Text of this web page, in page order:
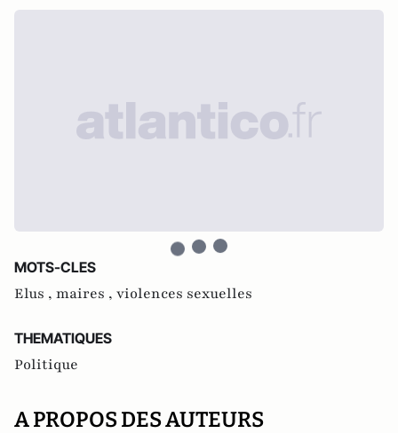
MOTS-CLES
Elus , maires , violences sexuelles
THEMATIQUES
Politique
A PROPOS DES AUTEURS